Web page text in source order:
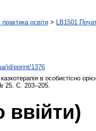
практика освіти > LB1501
id/eprint/1376
в особистісно
25. С. 203–205.
ввійти)